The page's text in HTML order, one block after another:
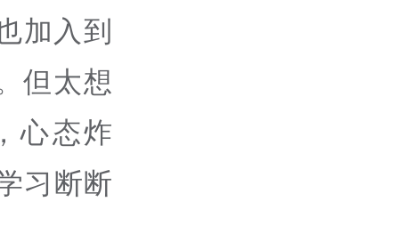
加入到
但太想
心态炸
习断断